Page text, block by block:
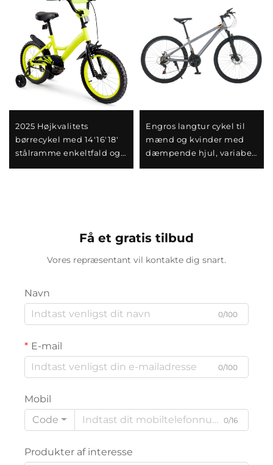
2025 Højkvalitets
børrecykel med 14'16'18'
stålramme enkeltfald og
Engros langtur cykel til
mænd og kvinder med
dæmpende hjul, variabel
Få et gratis tilbud
Vores repræsentant vil kontakte dig snart.
Navn
0/100
E-mail
0/100
Mobil
Code
0/16
Produkter af interesse